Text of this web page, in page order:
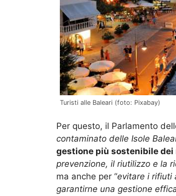
Turisti alle Baleari (foto: Pixabay)
Per questo, il Parlamento
contaminato delle Isole
gestione più sostenibile
prevenzione, il riutilizzo e la
ma anche per “evitare i rifiuti
garantirne una gestione